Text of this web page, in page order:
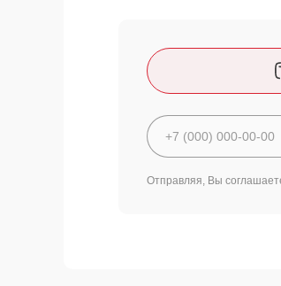
Отправляя, Вы